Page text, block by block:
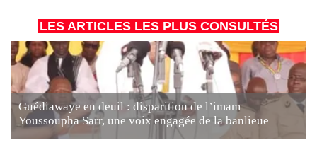
LES ARTICLES LES PLUS CONSULTÉS
Guédiawaye en deuil : disparition de l’imam
Youssoupha Sarr, une voix engagée de la banlieue